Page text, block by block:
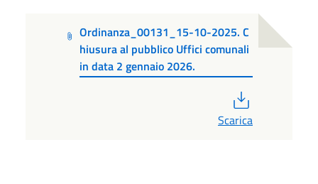
Ordinanza_00131_15-10-2025. C
hiusura al pubblico Uffici comunali
in data 2 gennaio 2026.
Scarica